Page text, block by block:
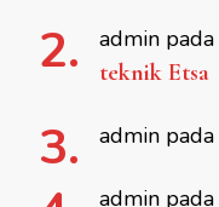
admin pada
teknik Etsa
admin pada
admin pada